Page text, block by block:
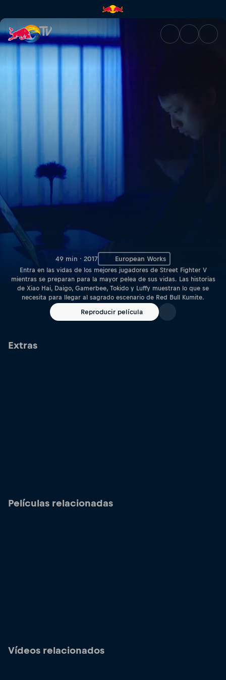
The Art of Street Fighting |
49 min · 2017 European Works
Entra en las vidas de los mejores jugadores de Street Fighter V
mientras se preparan para la mayor pelea de sus vidas. Las historias
de Xiao Hai, Daigo, Gamerbee, Tokido y Luffy muestran lo que se
necesita para llegar al sagrado escenario de Red Bull Kumite.
Reproducir película
Extras
Películas relacionadas
Vídeos relacionados